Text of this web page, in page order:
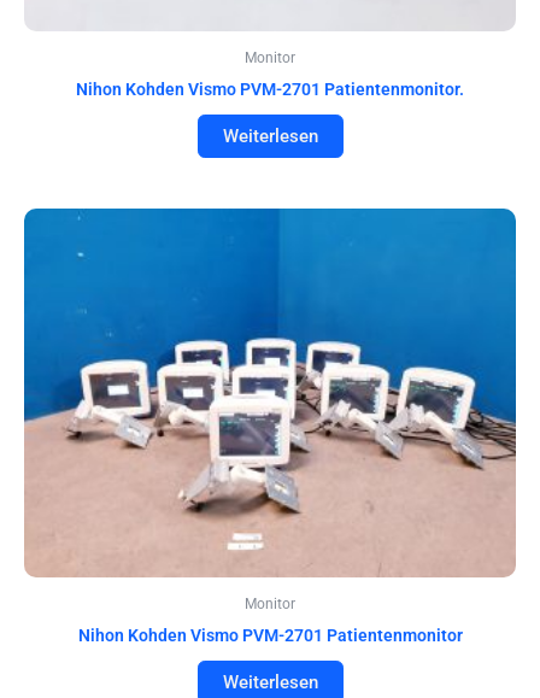
Monitor
Nihon Kohden Vismo PVM-2701 Patientenmonitor.
Weiterlesen
Monitor
Nihon Kohden Vismo PVM-2701 Patientenmonitor
Weiterlesen